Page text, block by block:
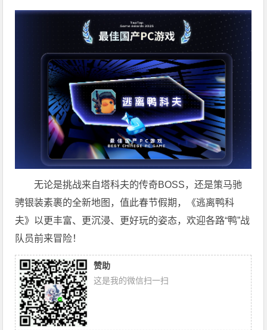
无论是挑战来自塔科夫的传奇BOSS，还是策马驰
骋银装素裹的全新地图，值此春节假期，《逃离鸭科
夫》以更丰富、更沉浸、更好玩的姿态，欢迎各路“鸭”战
队员前来冒险！
赞助
这是我的微信扫一扫